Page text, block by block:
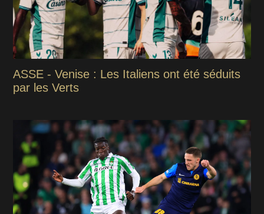
ASSE - Venise : Les Italiens ont été séduits
par les Verts